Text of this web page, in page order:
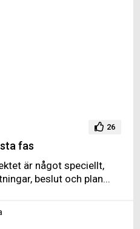
26
fas
är något speciellt,
beslut och plan...